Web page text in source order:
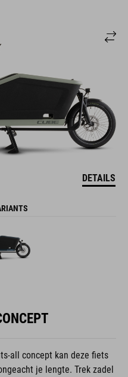
DETAILS
all concept kan deze fiets
je lengte. Trek zadel